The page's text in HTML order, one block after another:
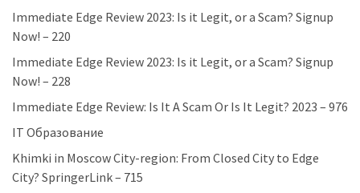
Immediate Edge Review 2023: Is it Legit, or a Scam? Signup
Now! – 220
Immediate Edge Review 2023: Is it Legit, or a Scam? Signup
Now! – 228
Immediate Edge Review: Is It A Scam Or Is It Legit? 2023 – 976
IT Образование
Khimki in Moscow City-region: From Closed City to Edge
City? SpringerLink – 715